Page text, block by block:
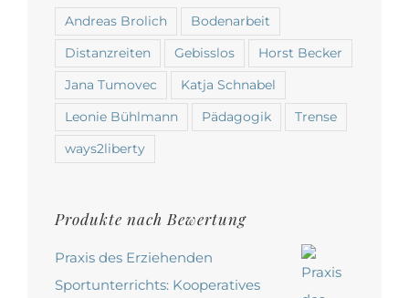
Andreas Brolich Bodenarbeit
Distanzreiten Gebisslos Horst Becker
Jana Tumovec Katja Schnabel
Leonie Bühlmann Pädagogik Trense
ways2liberty
Produkte nach Bewertung
Praxis des Erziehenden
Sportunterrichts: Kooperatives